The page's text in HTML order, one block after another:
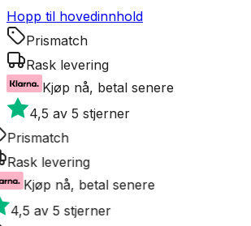
Hopp til hovedinnhold
Prismatch
Rask levering
Kjøp nå, betal senere
4,5 av 5 stjerner
Prismatch
Rask levering
Kjøp nå, betal senere
4,5 av 5 stjerner